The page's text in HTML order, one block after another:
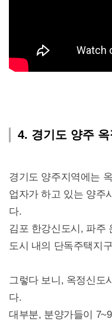
4. 경기도 양주
경기도 양주지역에는
업자가 하고 있는 양주
다.
김포 한강신도시, 파주
도시 내의 단독주택지
그렇다 보니, 옥정신도
다.
대부분, 분양가들이